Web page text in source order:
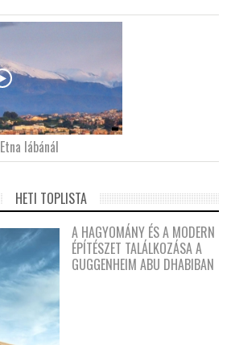
lábánál
HETI TOPLISTA
A HAGYOMÁNY ÉS A MODERN
ÉPÍTÉSZET TALÁLKOZÁSA A
GUGGENHEIM ABU DHABIBAN